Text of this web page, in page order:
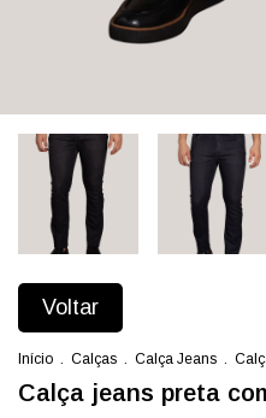
Voltar
Início . Calças . Calça Jeans .
Calça jeans preta